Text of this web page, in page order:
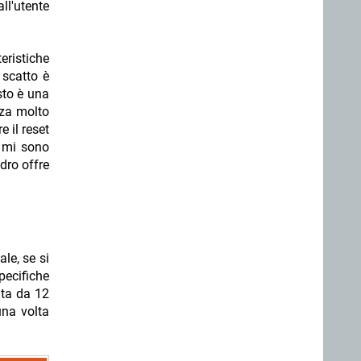
è
è una
molto
il reset
sono
offre
se si
da 12
volta